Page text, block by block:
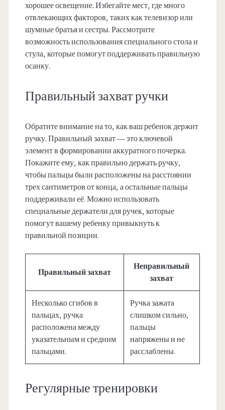
хорошее освещение. Избегайте мест, где много
отвлекающих факторов, таких как телевизор или
шумные братья и сестры. Рассмотрите
возможность использования специального стола и
стула, которые помогут поддерживать правильную
осанку.
Правильный захват ручки
Обратите внимание на то, как ваш ребенок держит
ручку. Правильный захват — это ключевой
элемент в формировании аккуратного почерка.
Покажите ему, как правильно держать ручку,
чтобы пальцы были расположены на расстоянии
трех сантиметров от конца, а остальные пальцы
поддерживали её. Можно использовать
специальные держатели для ручек, которые
помогут вашему ребенку привыкнуть к
правильной позиции.
Правильный захват
Неправильный
захват
Несколько сгибов в
пальцах, ручка
расположена между
указательным и средним
пальцами.
Ручка зажата
слишком сильно,
пальцы
напряжены и не
расслаблены.
Регулярные тренировки